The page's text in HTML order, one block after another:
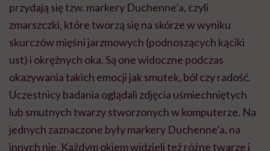
przydają się tzw. markery Duchenne’a, czyli
zmarszczki, które tworzą się na skórze w wyniku
skurczów mięśni jarzmowych (podnoszących kąciki
ust) i okrężnych oka. Są one widoczne podczas
okazywania takich emocji jak smutek, ból czy radość.
Uczestnicy badania oglądali zdjęcia uśmiechniętych
lub smutnych twarzy stworzonych w komputerze. Na
jednych zaznaczone były markery Duchenne’a, na
innych nie. Każdym okiem widzieli też różne twarze i